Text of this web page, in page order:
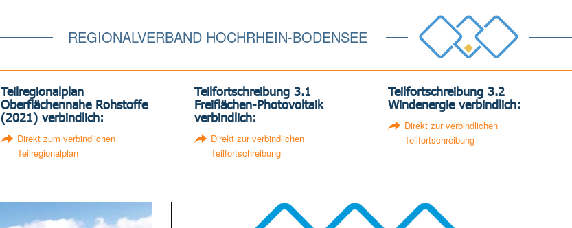
REGIONALVERBAND HOCHRHEIN-BODENSEE
Teilregionalplan
Oberflächennahe Rohstoffe
(2021) verbindlich:
Direkt zum verbindlichen
Teilregionalplan
Teilfortschreibung 3.1
Freiflächen-Photovoltaik
verbindlich:
Direkt zur verbindlichen
Teilfortschreibung
Teilfortschreibung 3.2
Windenergie verbindlich:
Direkt zur verbindlichen
Teilfortschreibung